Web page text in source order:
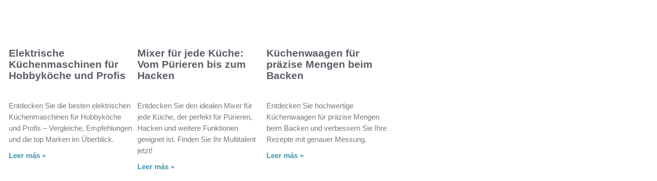
Elektrische
Küchenmaschinen für
Hobbyköche und Profis
Entdecken Sie die besten elektrischen
Küchenmaschinen für Hobbyköche
und Profis – Vergleiche, Empfehlungen
und die top Marken im Überblick.
Leer más »
Mixer für jede Küche:
Vom Pürieren bis zum
Hacken
Entdecken Sie den idealen Mixer für
jede Küche, der perfekt für Pürieren,
Hacken und weitere Funktionen
geeignet ist. Finden Sie Ihr Multitalent
jetzt!
Leer más »
Küchenwaagen für
präzise Mengen beim
Backen
Entdecken Sie hochwertige
Küchenwaagen für präzise Mengen
beim Backen und verbessern Sie Ihre
Rezepte mit genauer Messung.
Leer más »